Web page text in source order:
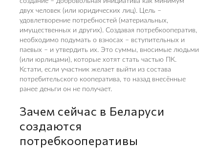
двух человек (или юридических лиц). Цель –
удовлетворение потребностей (материальных,
имущественных и других). Создавая потребкооператив,
необходимо подумать о взносах – вступительных и
паевых – и утвердить их. Это суммы, вносимые людьми
(или юрлицами), которые хотят стать частью ПК.
Кстати, если участник желает выйти из состава
потребительского кооператива, то назад внесённые
ранее деньги он не получает.
Зачем сейчас в Беларуси
создаются
потребкооперативы